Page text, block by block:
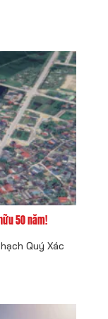
50 năm!
Quý Xác